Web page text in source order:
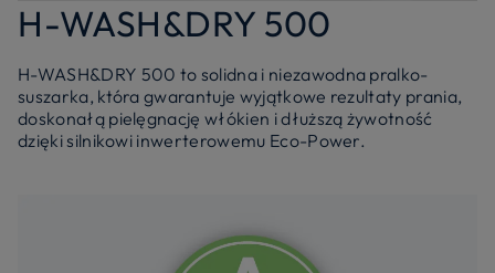
H-WASH&DRY 500
H-WASH&DRY 500 to solidna i niezawodna pralko-
suszarka, która gwarantuje wyjątkowe rezultaty prania,
doskonałą pielęgnację włókien i dłuższą żywotność
dzięki silnikowi inwerterowemu Eco-Power.